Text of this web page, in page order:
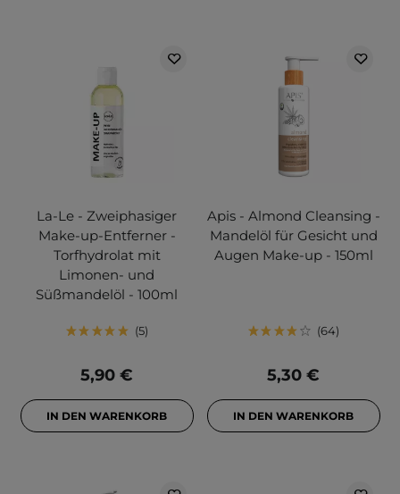
La-Le - Zweiphasiger
Make-up-Entferner -
Torfhydrolat mit
Limonen- und
Süßmandelöl - 100ml
5
5,90 €
IN DEN WARENKORB
Apis - Almond Cleansing -
Mandelöl für Gesicht und
Augen Make-up - 150ml
64
5,30 €
IN DEN WARENKORB